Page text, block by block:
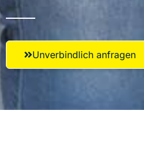
Unverbindlich anfragen